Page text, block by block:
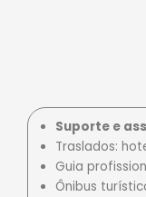
Suporte e
Traslados:
Guia
Ônibus